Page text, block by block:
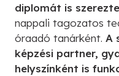
diplomát is
nappali tagozatos
óraadó tanárként. A
képzési partner,
helyszínként is